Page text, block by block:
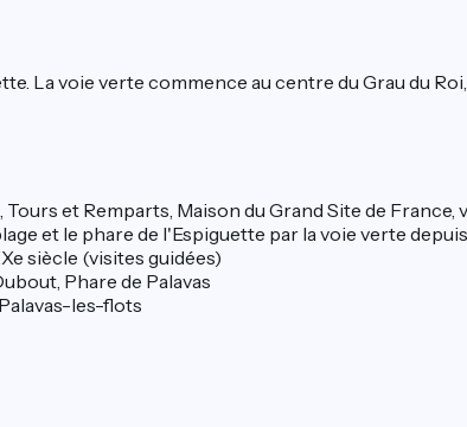
La voie verte commence au centre du Grau du
Tours et Remparts, Maison du Grand Site de France,
et le phare de l'Espiguette par la voie verte
siècle (visites guidées)
Phare de Palavas
les-flots